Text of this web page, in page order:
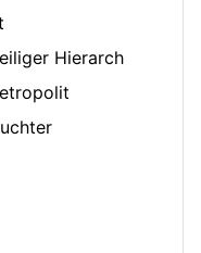
Hierarch